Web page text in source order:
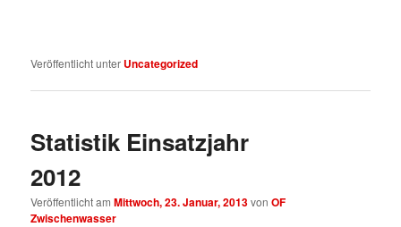
Veröffentlicht unter Uncategorized
Statistik Einsatzjahr
2012
Veröffentlicht amMittwoch, 23. Januar, 2013vonOF
Zwischenwasser